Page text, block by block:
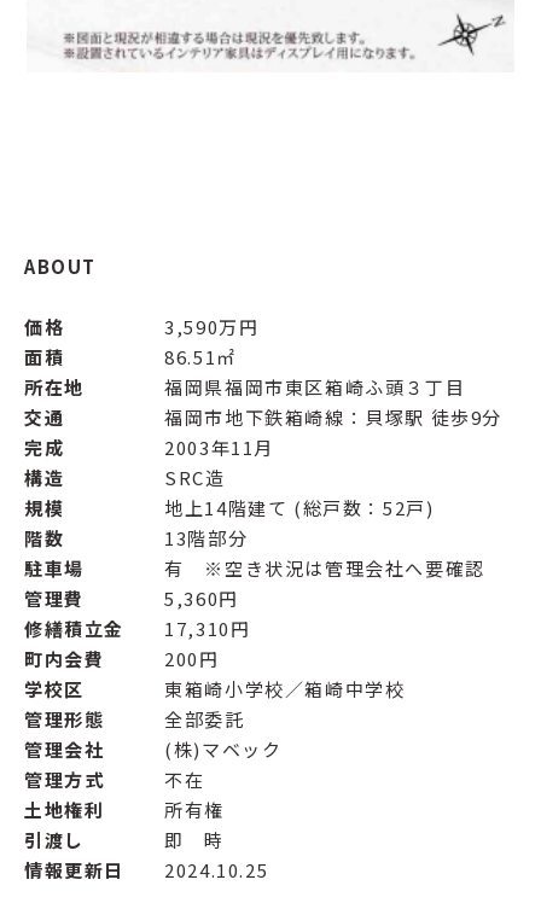
ABOUT
価格3,590万円
面積86.51㎡
所在地福岡県福岡市東区箱崎ふ頭３丁目
交通
福岡市地下鉄箱崎線：貝塚駅 徒歩9分
完成 2003年11月
構造
SRC造
規模 地上14階建て (総戸数：52戸)
階数 13階部分
駐車場有 ※空き状況は管理会社へ要確認
管理費5,360円
修繕積立金 17,310円
町内会費
200円
学校区 東箱崎小学校／箱崎中学校
管理形態全部委託
管理会社 (株)マベック
管理方式
不在
土地権利 所有権
引渡し 即 時
情報更新日 2024.10.25